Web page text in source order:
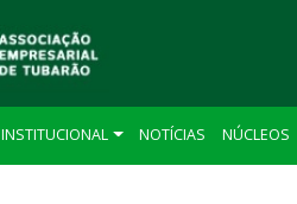
INSTITUCIONAL NOTÍCIAS NÚCLEOS